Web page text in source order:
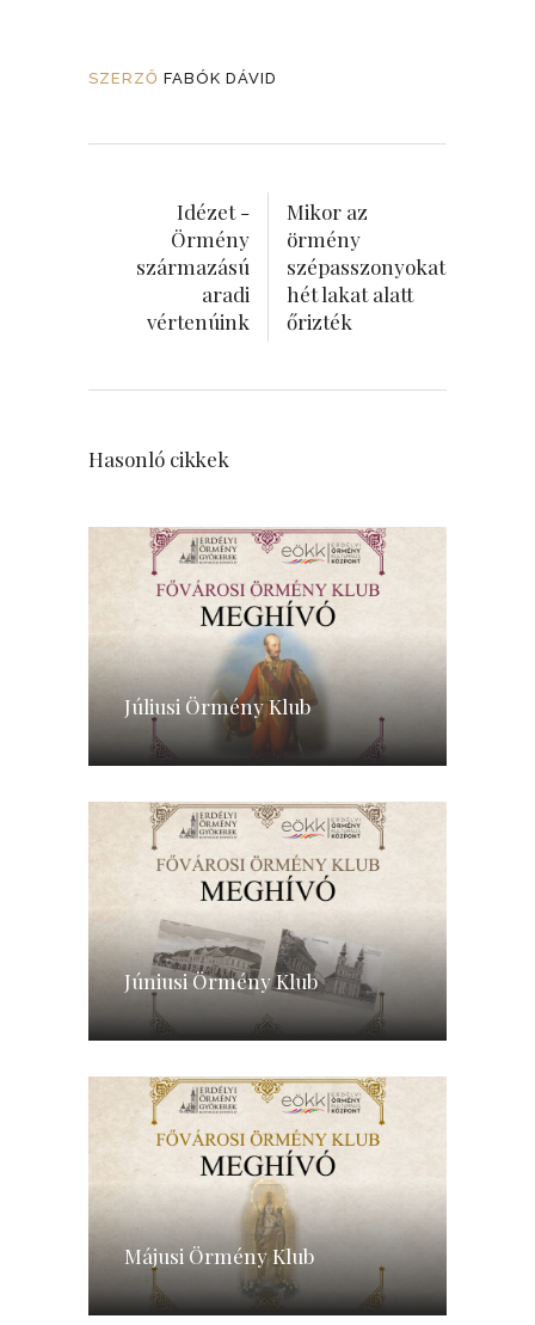
SZERZŐ FABÓK DÁVID
Idézet -
Örmény
származású
aradi
vértenúink
Mikor az
örmény
szépasszonyokat
hét lakat alatt
őrizték
Hasonló cikkek
Júliusi Örmény Klub
Júniusi Örmény Klub
Májusi Örmény Klub